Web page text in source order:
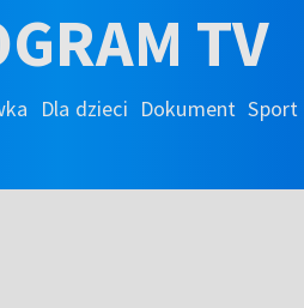
TV
Dla dzieci Dokument Sport